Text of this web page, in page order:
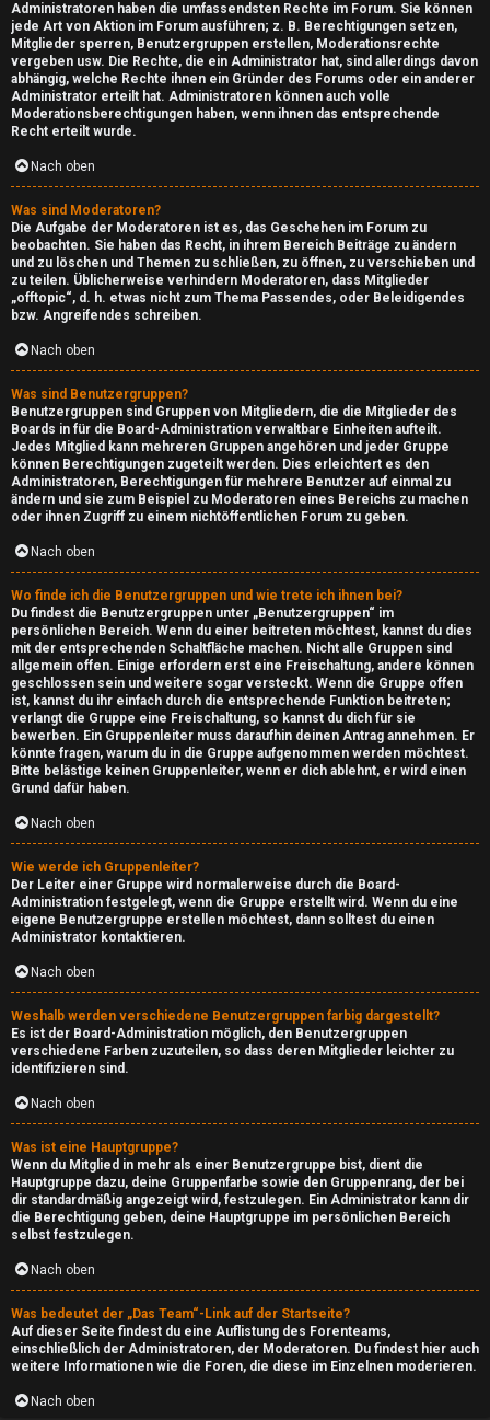
Administratoren haben die umfassendsten Rechte im Forum. Sie können
jede Art von Aktion im Forum ausführen; z. B. Berechtigungen setzen,
Mitglieder sperren, Benutzergruppen erstellen, Moderationsrechte
vergeben usw. Die Rechte, die ein Administrator hat, sind allerdings davon
abhängig, welche Rechte ihnen ein Gründer des Forums oder ein anderer
Administrator erteilt hat. Administratoren können auch volle
Moderationsberechtigungen haben, wenn ihnen das entsprechende
Recht erteilt wurde.
Nach oben
Was sind Moderatoren?
Die Aufgabe der Moderatoren ist es, das Geschehen im Forum zu
beobachten. Sie haben das Recht, in ihrem Bereich Beiträge zu ändern
und zu löschen und Themen zu schließen, zu öffnen, zu verschieben und
zu teilen. Üblicherweise verhindern Moderatoren, dass Mitglieder
„offtopic“, d. h. etwas nicht zum Thema Passendes, oder Beleidigendes
bzw. Angreifendes schreiben.
Nach oben
Was sind Benutzergruppen?
Benutzergruppen sind Gruppen von Mitgliedern, die die Mitglieder des
Boards in für die Board-Administration verwaltbare Einheiten aufteilt.
Jedes Mitglied kann mehreren Gruppen angehören und jeder Gruppe
können Berechtigungen zugeteilt werden. Dies erleichtert es den
Administratoren, Berechtigungen für mehrere Benutzer auf einmal zu
ändern und sie zum Beispiel zu Moderatoren eines Bereichs zu machen
oder ihnen Zugriff zu einem nichtöffentlichen Forum zu geben.
Nach oben
Wo finde ich die Benutzergruppen und wie trete ich ihnen bei?
Du findest die Benutzergruppen unter „Benutzergruppen“ im
persönlichen Bereich. Wenn du einer beitreten möchtest, kannst du dies
mit der entsprechenden Schaltfläche machen. Nicht alle Gruppen sind
allgemein offen. Einige erfordern erst eine Freischaltung, andere können
geschlossen sein und weitere sogar versteckt. Wenn die Gruppe offen
ist, kannst du ihr einfach durch die entsprechende Funktion beitreten;
verlangt die Gruppe eine Freischaltung, so kannst du dich für sie
bewerben. Ein Gruppenleiter muss daraufhin deinen Antrag annehmen. Er
könnte fragen, warum du in die Gruppe aufgenommen werden möchtest.
Bitte belästige keinen Gruppenleiter, wenn er dich ablehnt, er wird einen
Grund dafür haben.
Nach oben
Wie werde ich Gruppenleiter?
Der Leiter einer Gruppe wird normalerweise durch die Board-
Administration festgelegt, wenn die Gruppe erstellt wird. Wenn du eine
eigene Benutzergruppe erstellen möchtest, dann solltest du einen
Administrator kontaktieren.
Nach oben
Weshalb werden verschiedene Benutzergruppen farbig dargestellt?
Es ist der Board-Administration möglich, den Benutzergruppen
verschiedene Farben zuzuteilen, so dass deren Mitglieder leichter zu
identifizieren sind.
Nach oben
Was ist eine Hauptgruppe?
Wenn du Mitglied in mehr als einer Benutzergruppe bist, dient die
Hauptgruppe dazu, deine Gruppenfarbe sowie den Gruppenrang, der bei
dir standardmäßig angezeigt wird, festzulegen. Ein Administrator kann dir
die Berechtigung geben, deine Hauptgruppe im persönlichen Bereich
selbst festzulegen.
Nach oben
Was bedeutet der „Das Team“-Link auf der Startseite?
Auf dieser Seite findest du eine Auflistung des Forenteams,
einschließlich der Administratoren, der Moderatoren. Du findest hier auch
weitere Informationen wie die Foren, die diese im Einzelnen moderieren.
Nach oben
G
a
m
e
s
T
o
d
a
y
↳
G
a
m
e
B
r
e
a
k
e
r
↳
T
e
c
h
↳
W
e
b
s